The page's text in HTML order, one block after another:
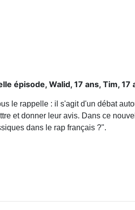
épisode, Walid, 17 ans, Tim,
le rappelle : il s'agit d'un débat
et donner leur avis. Dans ce
dans le rap français ?".